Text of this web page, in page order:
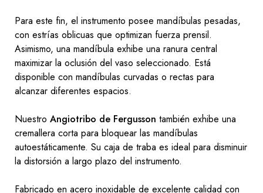
Para este fin, el instrumento posee mandíbulas pesadas,
con estrías oblicuas que optimizan fuerza prensil.
Asimismo, una mandíbula exhibe una ranura central
maximizar la oclusión del vaso seleccionado. Está
disponible con mandíbulas curvadas o rectas para
alcanzar diferentes espacios.
Nuestro Angiotribo de Fergusson también exhibe una
cremallera corta para bloquear las mandíbulas
autoestáticamente. Su caja de traba es ideal para disminuir
la distorsión a largo plazo del instrumento.
Fabricado en acero inoxidable de excelente calidad con